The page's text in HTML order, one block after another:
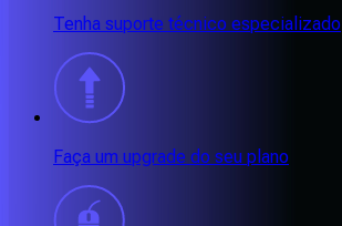
Tenha suporte técnico especializado
Faça um upgrade do seu plano